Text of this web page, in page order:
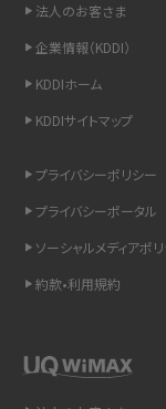
スマホのウィジェット
インスタのDMの送り
Bluetooth®とは？Wi-Fi
「iPhoneを探す」の使
法人のお客さま
企業情報（KDDI）
KDDIホーム
KDDIサイトマップ
プライバシーポリシー
プライバシーポータル
ソーシャルメディアポ
約款•利用規約